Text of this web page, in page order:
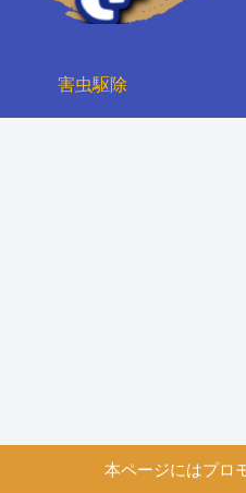
害虫駆除
本ページにはプロ